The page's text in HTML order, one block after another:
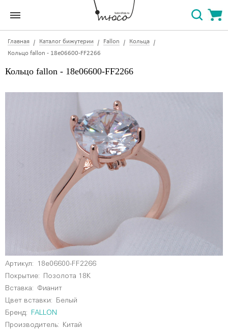
Главная Каталог бижутерии Fallon
Кольца
Кольцо fallon - 18e06600-FF2266
Кольцо fallon - 18e06600-FF2266
Артикул:
18e06600-FF2266
Покрытие: Позолота 18К
Вставка: Фианит
Цвет вставки:
Белый
Бренд:
FALLON
Производитель: Китай